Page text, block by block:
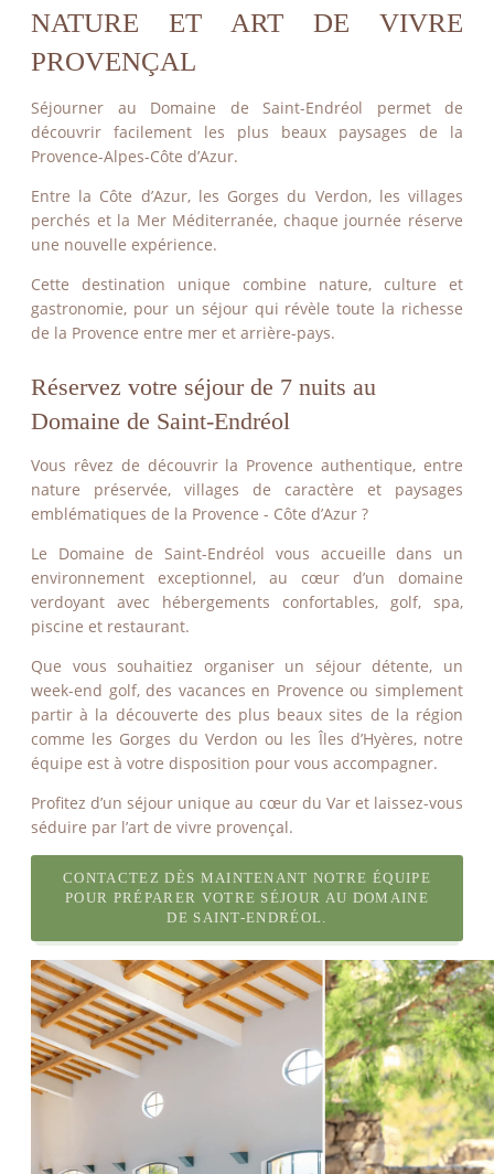
NATURE ET ART DE VIVRE
PROVENÇAL
Séjourner au Domaine de Saint-Endréol permet de
découvrir facilement les plus beaux paysages de la
Provence-Alpes-Côte d’Azur.
Entre la Côte d’Azur, les Gorges du Verdon, les villages
perchés et la Mer Méditerranée, chaque journée réserve
une nouvelle expérience.
Cette destination unique combine nature, culture et
gastronomie, pour un séjour qui révèle toute la richesse
de la Provence entre mer et arrière-pays.
Réservez votre séjour de 7 nuits au
Domaine de Saint-Endréol
Vous rêvez de découvrir la Provence authentique, entre
nature préservée, villages de caractère et paysages
emblématiques de la Provence - Côte d’Azur ?
Le Domaine de Saint-Endréol vous accueille dans un
environnement exceptionnel, au cœur d’un domaine
verdoyant avec hébergements confortables, golf, spa,
piscine et restaurant.
Que vous souhaitiez organiser un séjour détente, un
week-end golf, des vacances en Provence ou simplement
partir à la découverte des plus beaux sites de la région
comme les Gorges du Verdon ou les Îles d’Hyères, notre
équipe est à votre disposition pour vous accompagner.
Profitez d’un séjour unique au cœur du Var et laissez-vous
séduire par l’art de vivre provençal.
CONTACTEZ DÈS MAINTENANT NOTRE ÉQUIPE
POUR PRÉPARER VOTRE SÉJOUR AU DOMAINE
DE SAINT-ENDRÉOL.